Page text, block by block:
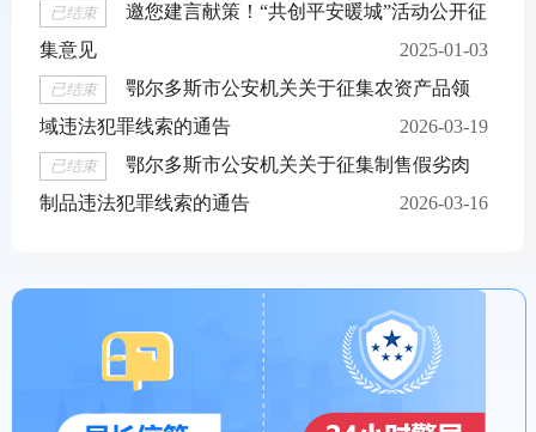
已结束
邀您建言献策！“共创平安暖城”活动公开征
集意见
2025-01-03
已结束
鄂尔多斯市公安机关关于征集农资产品领
域违法犯罪线索的通告
2026-03-19
已结束
鄂尔多斯市公安机关关于征集制售假劣肉
制品违法犯罪线索的通告
2026-03-16